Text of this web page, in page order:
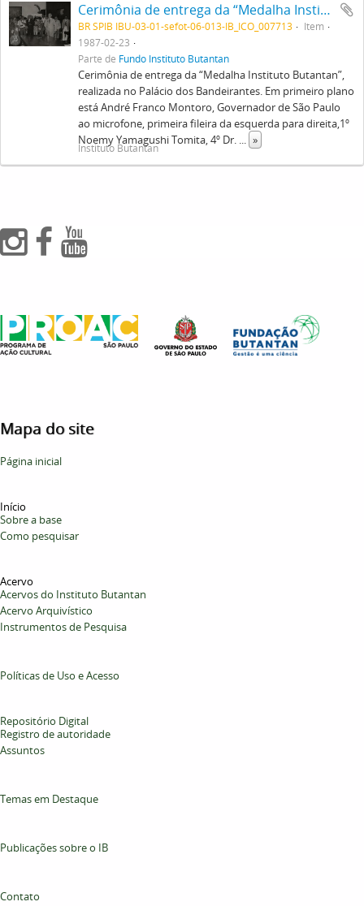
Cerimônia de entrega da “Medalha Instituto Butantan”, realizada no Palácio dos Bandeirantes. Em primeiro plano está André Franco Montoro, Governador de São Paulo ao microfone, primeira fileira da esquerda para direita,1º Noemy Yamagushi Tomita, 4º Dr. Murilo A. Soares, 10º Dr. Isaías Raw, 11º [Dr. Lauro Travassos Filho].
BR SPIB IBU-03-01-sefot-06-013-IB_ICO_007713
Item
1987-02-23
Parte de Fundo Instituto Butantan
Cerimônia de entrega da “Medalha Instituto Butantan”,
realizada no Palácio dos Bandeirantes. Em primeiro plano
está André Franco Montoro, Governador de São Paulo
ao microfone, primeira fileira da esquerda para direita,1º
Noemy Yamagushi Tomita, 4º Dr. ... »
Instituto Butantan
Mapa do site
Página inicial
Início
Sobre a base
Como pesquisar
Acervo
Acervos do Instituto Butantan
Acervo Arquivístico
Instrumentos de Pesquisa
Políticas de Uso e Acesso
Repositório Digital
Registro de autoridade
Assuntos
Temas em Destaque
Publicações sobre o IB
Contato